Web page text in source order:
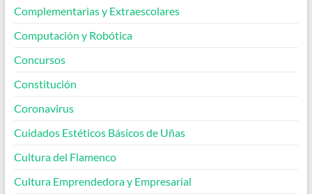
Complementarias y Extraescolares
Computación y Robótica
Concursos
Constitución
Coronavirus
Cuidados Estéticos Básicos de Uñas
Cultura del Flamenco
Cultura Emprendedora y Empresarial